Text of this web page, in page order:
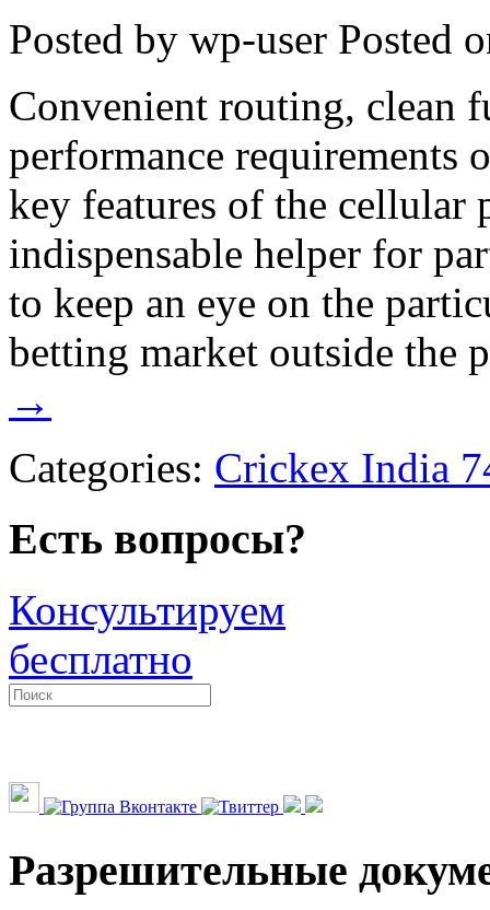
Posted by wp-user Posted
Convenient routing, clean
performance requirements
key features of the
indispensable helper for
to keep an eye on the
betting market outside
→
Categories: Crickex India
Есть вопросы?
Консультируем
бесплатно
Разрешительные